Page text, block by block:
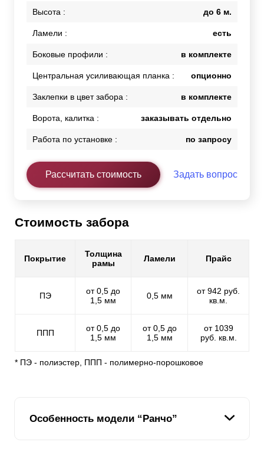
Высота : до 6 м.
Ламели : есть
Боковые профили : в комплекте
Центральная усиливающая планка : опционно
Заклепки в цвет забора : в комплекте
Ворота, калитка : заказывать отдельно
Работа по установке : по запросу
Рассчитать стоимость Задать вопрос
Стоимость забора
Покрытие
Толщина
рамы
Ламели Прайс
ПЭ
от 0,5 до
1,5 мм
0,5 мм
от 942 руб.
кв.м.
ППП
от 0,5 до
1,5 мм
от 0,5 до
1,5 мм
от 1039
руб. кв.м.
* ПЭ - полиэстер, ППП - полимерно-порошковое
Особенность модели “Ранчо”